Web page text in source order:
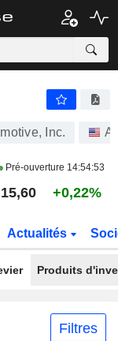
Inc.
Pré-ouverture 14:54:53
15,60 +0,22%
Actualités
Produits
Filtres